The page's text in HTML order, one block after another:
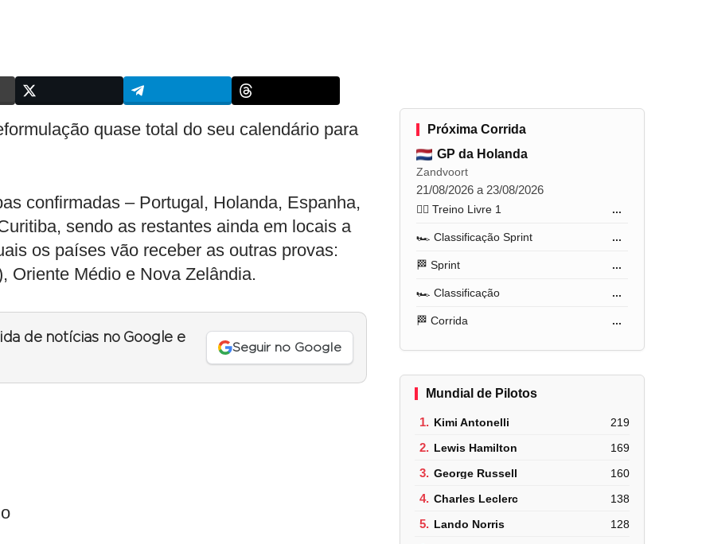
quase total do seu calendário para
confirmadas – Portugal, Holanda, Espanha,
sendo as restantes ainda em locais a
os países vão receber as outras provas:
Oriente Médio e Nova Zelândia.
de notícias no Google e
Seguir no Google
Próxima Corrida
GP da Holanda
Zandvoort
21/08/2026 a 23/08/2026
🏋️‍♂️ Treino Livre 1 ...
🏎️ Classificação Sprint ...
🏁 Sprint ...
🏎️ Classificação ...
🏁 Corrida ...
Mundial de Pilotos
1. Kimi Antonelli 219
2. Lewis Hamilton 169
3. George Russell 160
4. Charles Leclerc 138
5. Lando Norris 128